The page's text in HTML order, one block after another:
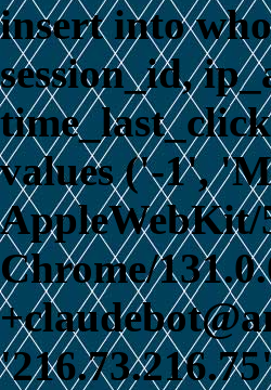
insert into
session_id,
values ('-1',
Chrome/